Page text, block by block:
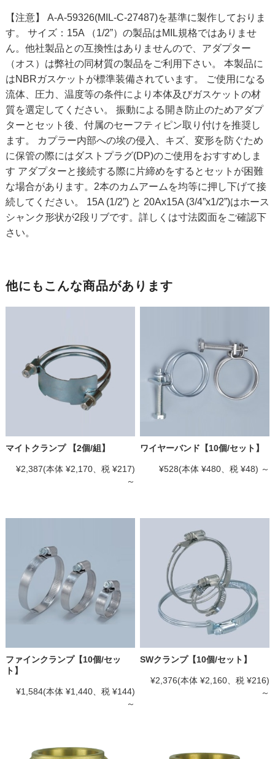
【注意】 A-A-59326(MIL-C-27487)を基準に製作しておりま
す。 サイズ：15A （1/2”）の製品はMIL規格ではありませ
ん。他社製品との互換性はありませんので、アダプター
（オス）は弊社の同材質の製品をご利用下さい。 本製品に
はNBRガスケットが標準装備されています。 ご使用になる
流体、圧力、温度等の条件により本体及びガスケットの材
質を選定してください。 振動による開き防止のためアダプ
ターとセット後、付属のセーフティピン取り付けを推奨し
ます。 カプラー内部への埃の侵入、キズ、変形を防ぐため
に保管の際にはダストプラグ(DP)のご使用をおすすめしま
す アダプターと接続する際に片締めをするとセットが困難
な場合があります。2本のカムアームを均等に押し下げて接
続してください。 15A (1/2”) と 20Ax15A (3/4”x1/2”)はホース
シャンク形状が2段リブです。詳しくは寸法図面をご確認下
さい。
他にもこんな商品があります
マイトクランプ 【2個/組】
¥2,387(本体 ¥2,170、税 ¥217)
～
ワイヤーバンド【10個/セット】
¥528(本体 ¥480、税 ¥48) ～
ファインクランプ【10個/セッ
ト】
¥1,584(本体 ¥1,440、税 ¥144)
～
SWクランプ【10個/セット】
¥2,376(本体 ¥2,160、税 ¥216)
～